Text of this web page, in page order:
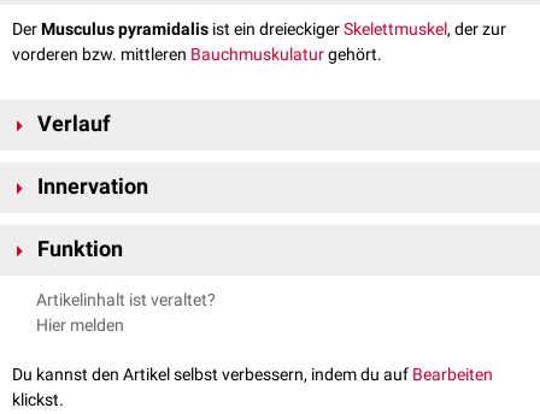
DerMusculus pyramidalis ist ein dreieckigerSkelettmuskel, der zur
vorderen bzw. mittleren Bauchmuskulaturgehört.
Verlauf
in der Nähe derBeckensymphyse
Bauchmuskeln und soll bei etwa 16-25% der Menschen fehlen.
Innervation
anteriores) des 12. Thorakalnerven (
Funktion
Der Musculus pyramidalis spannt die Linea alba bzw. die Muskelscheide
Musculus rectus abdominis
Artikelinhalt ist veraltet?
Hier melden
Du kannst den Artikel selbst verbessern, indem du auf Bearbeiten
klickst.